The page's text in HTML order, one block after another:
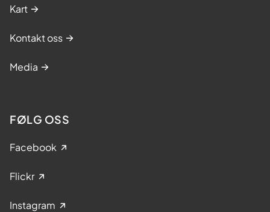
Kart
Kontakt oss
Media
FØLG OSS
Facebook
Flickr
Instagram